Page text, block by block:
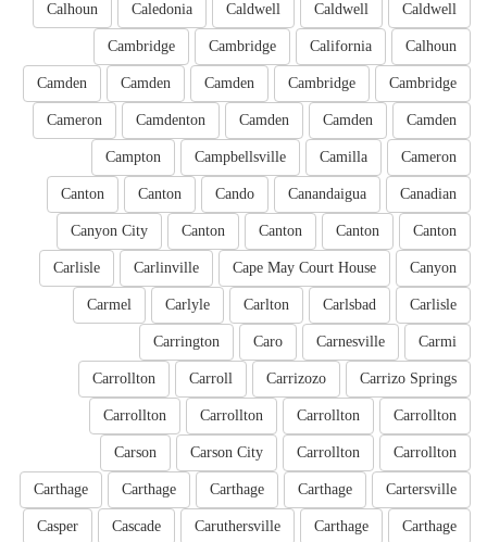
Caldwell
Caldwell
Caldwell
Caledonia
Calhoun
Calhoun
California
Cambridge
Cambridge
Cambridge
Cambridge
Camden
Camden
Camden
Camden
Camden
Camden
Camdenton
Cameron
Cameron
Camilla
Campbellsville
Campton
Canadian
Canandaigua
Cando
Canton
Canton
Canton
Canton
Canton
Canton
Canyon City
Canyon
Cape May Court House
Carlinville
Carlisle
Carlisle
Carlsbad
Carlton
Carlyle
Carmel
Carmi
Carnesville
Caro
Carrington
Carrizo Springs
Carrizozo
Carroll
Carrollton
Carrollton
Carrollton
Carrollton
Carrollton
Carrollton
Carrollton
Carson City
Carson
Cartersville
Carthage
Carthage
Carthage
Carthage
Carthage
Carthage
Caruthersville
Cascade
Casper